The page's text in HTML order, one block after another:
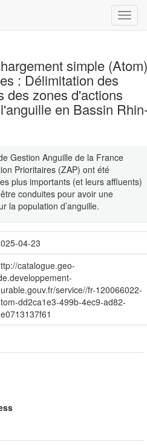
simple (Atom)
: Délimitation des
des zones d'actions
en Bassin
Gestion Anguille de la France
Prioritaires (ZAP) ont été
plus importants (et leurs affluents)
conduites pour avoir une
la population d’anguille.
04-23
catalogue.geo-
service//fr-120066022-
dd2ca1e3-499b-4ec9-ad82-